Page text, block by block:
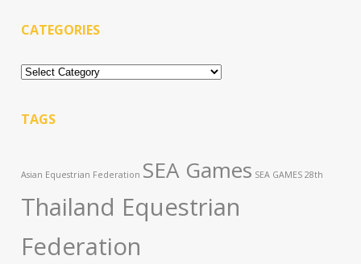
CATEGORIES
Categories
TAGS
Asian Equestrian Federation SEA Games SEA GAMES 28th
Thailand Equestrian
Federation